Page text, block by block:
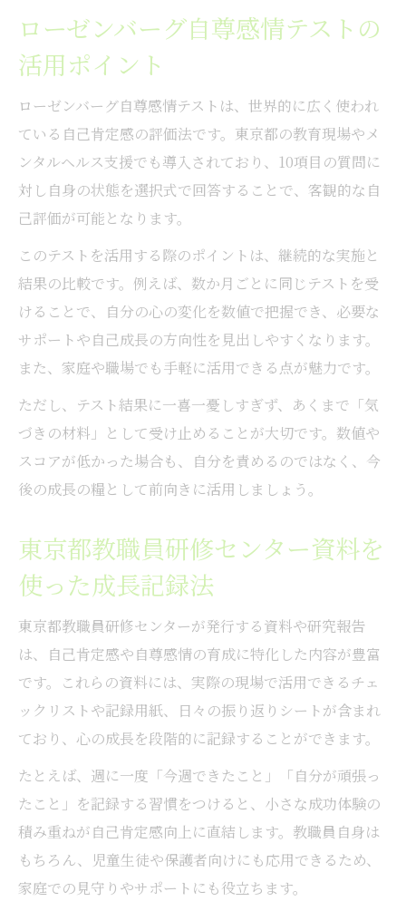
ローゼンバーグ自尊感情テストの
活用ポイント
ローゼンバーグ自尊感情テストは、世界的に広く使われ
ている自己肯定感の評価法です。東京都の教育現場やメ
ンタルヘルス支援でも導入されており、10項目の質問に
対し自身の状態を選択式で回答することで、客観的な自
己評価が可能となります。
このテストを活用する際のポイントは、継続的な実施と
結果の比較です。例えば、数か月ごとに同じテストを受
けることで、自分の心の変化を数値で把握でき、必要な
サポートや自己成長の方向性を見出しやすくなります。
また、家庭や職場でも手軽に活用できる点が魅力です。
ただし、テスト結果に一喜一憂しすぎず、あくまで「気
づきの材料」として受け止めることが大切です。数値や
スコアが低かった場合も、自分を責めるのではなく、今
後の成長の糧として前向きに活用しましょう。
東京都教職員研修センター資料を
使った成長記録法
東京都教職員研修センターが発行する資料や研究報告
は、自己肯定感や自尊感情の育成に特化した内容が豊富
です。これらの資料には、実際の現場で活用できるチェ
ックリストや記録用紙、日々の振り返りシートが含まれ
ており、心の成長を段階的に記録することができます。
たとえば、週に一度「今週できたこと」「自分が頑張っ
たこと」を記録する習慣をつけると、小さな成功体験の
積み重ねが自己肯定感向上に直結します。教職員自身は
もちろん、児童生徒や保護者向けにも応用できるため、
家庭での見守りやサポートにも役立ちます。